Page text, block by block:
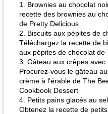
1. Brownies au chocolat
recette des brownies au
de Pretty Delicious
2. Biscuits aux pépites de
Téléchargez la recette de
aux pépites de chocolat de
3. Gâteau aux crêpes
Procurez-vous le gâteau
crème à l'érable de The
Cookbook Dessert
4. Petits pains glacés au
Obtenez la recette de